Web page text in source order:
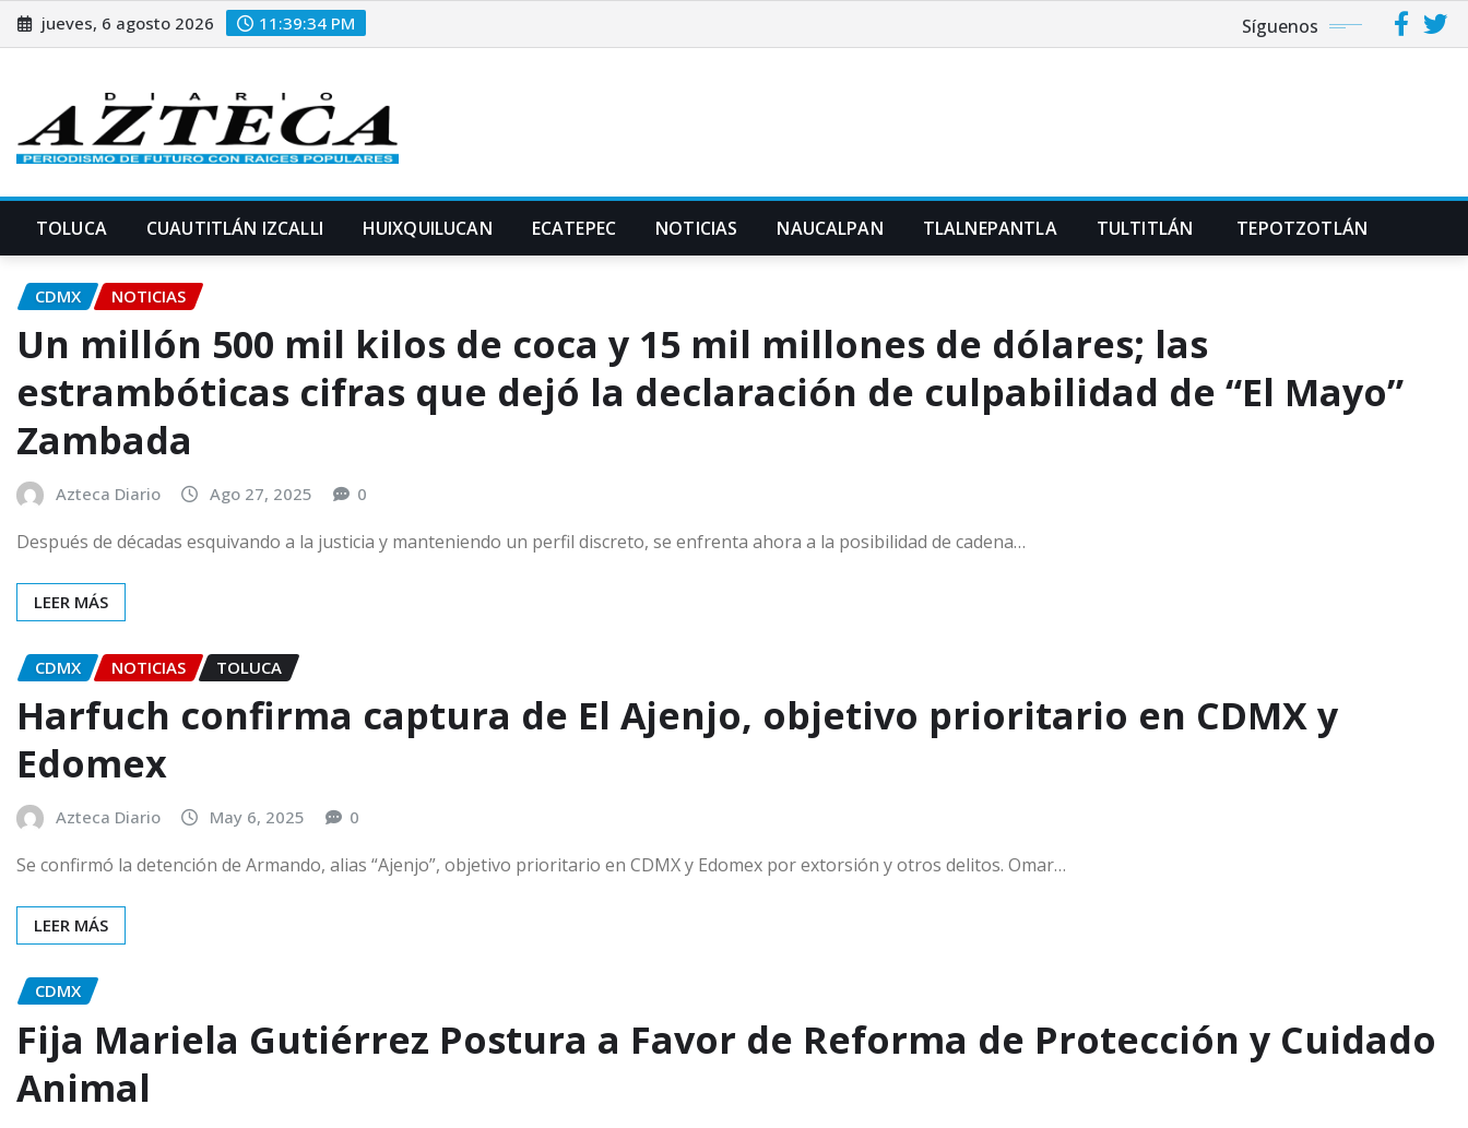
Saltar
al
jueves, 6 agosto 2026 11:39:34 PM Síguenos
TOLUCA CUAUTITLÁN IZCALLI HUIXQUILUCAN ECATEPEC NOTICIAS NAUCALPAN TLALNEPANTLA TULTITLÁN TEPOTZOTLÁN
CDMX NOTICIAS
Un millón 500 mil kilos de coca y 15 mil millones de dólares; las
estrambóticas cifras que dejó la declaración de culpabilidad de “El Mayo”
Zambada
Azteca Diario Ago 27, 2025 0
Después de décadas esquivando a la justicia y manteniendo un perfil discreto, se enfrenta ahora a la posibilidad de cadena…
LEER MÁS
CDMX NOTICIAS TOLUCA
Harfuch confirma captura de El Ajenjo, objetivo prioritario en CDMX y
Edomex
Azteca Diario May 6, 2025 0
Se confirmó la detención de Armando, alias “Ajenjo”, objetivo prioritario en CDMX y Edomex por extorsión y otros delitos. Omar…
LEER MÁS
CDMX
Fija Mariela Gutiérrez Postura a Favor de Reforma de Protección y Cuidado
Animal